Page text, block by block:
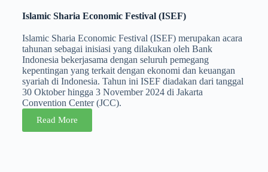
Islamic Sharia Economic Festival (ISEF)
Islamic Sharia Economic Festival (ISEF) merupakan acara
tahunan sebagai inisiasi yang dilakukan oleh Bank
Indonesia bekerjasama dengan seluruh pemegang
kepentingan yang terkait dengan ekonomi dan keuangan
syariah di Indonesia. Tahun ini ISEF diadakan dari tanggal
30 Oktober hingga 3 November 2024 di Jakarta
Convention Center (JCC).
Read More